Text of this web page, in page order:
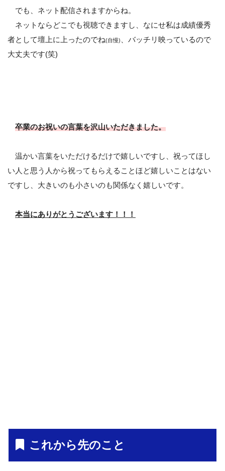
でも、ネット配信されますからね。
ネットならどこでも視聴できますし、なにせ私は成績優秀
者として壇上に上ったのでね(自慢) 、バッチリ映っているので
大丈夫です(笑)
卒業のお祝いの言葉を沢山いただきました。
温かい言葉をいただけるだけで嬉しいですし、祝ってほし
い人と思う人から祝ってもらえることほど嬉しいことはない
ですし、大きいのも小さいのも関係なく嬉しいです。
本当にありがとうございます！！！
これから先のこと